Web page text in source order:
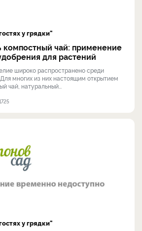
у грядки"
компостный чай: применение
для растений
широко распространено среди
многих из них настоящим открытием
чай, натуральный...
у грядки"